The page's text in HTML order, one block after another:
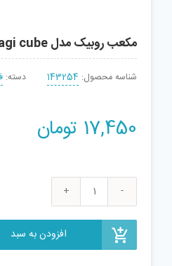
مکعب روبیک مدل magi cube
شناسه محصول: 143254 دسته:
17,450 تومان
مکعب
magi
افزودن به سبد